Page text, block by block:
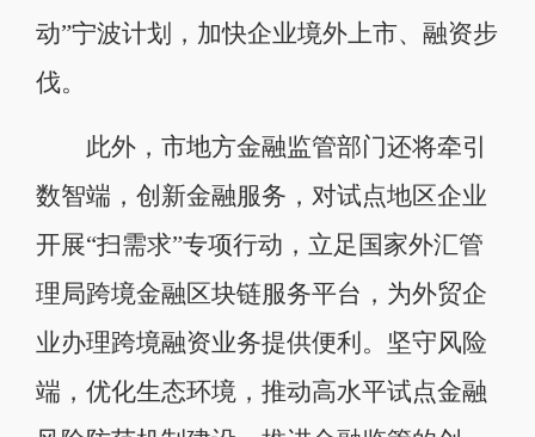
动”宁波计划，加快企业境外上市、融资步
伐。
此外，市地方金融监管部门还将牵引
数智端，创新金融服务，对试点地区企业
开展“扫需求”专项行动，立足国家外汇管
理局跨境金融区块链服务平台，为外贸企
业办理跨境融资业务提供便利。坚守风险
端，优化生态环境，推动高水平试点金融